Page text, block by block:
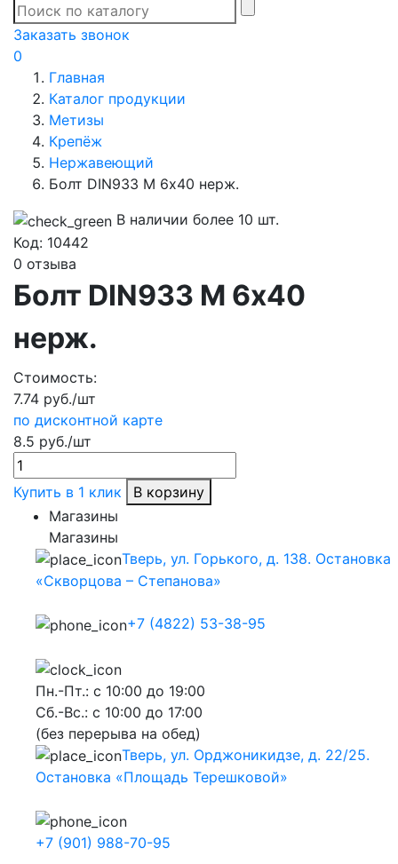
Заказать звонок
0
Главная
Каталог продукции
Метизы
Крепёж
Нержавеющий
Болт DIN933 М 6х40 нерж.
В наличии более 10 шт.
Код: 10442
0 отзыва
Болт DIN933 М 6х40
нерж.
Стоимость:
7.74 руб./шт
по дисконтной карте
8.5 руб./шт
Купить в 1 клик
В корзину
Магазины
Магазины
Тверь, ул. Горького, д. 138. Остановка
«Скворцова – Степанова»
+7 (4822) 53-38-95
Пн.-Пт.: с 10:00 до 19:00
Сб.-Вс.: с 10:00 до 17:00
(без перерыва на обед)
Тверь, ул. Орджоникидзе, д. 22/25.
Остановка «Площадь Терешковой»
+7 (901) 988-70-95